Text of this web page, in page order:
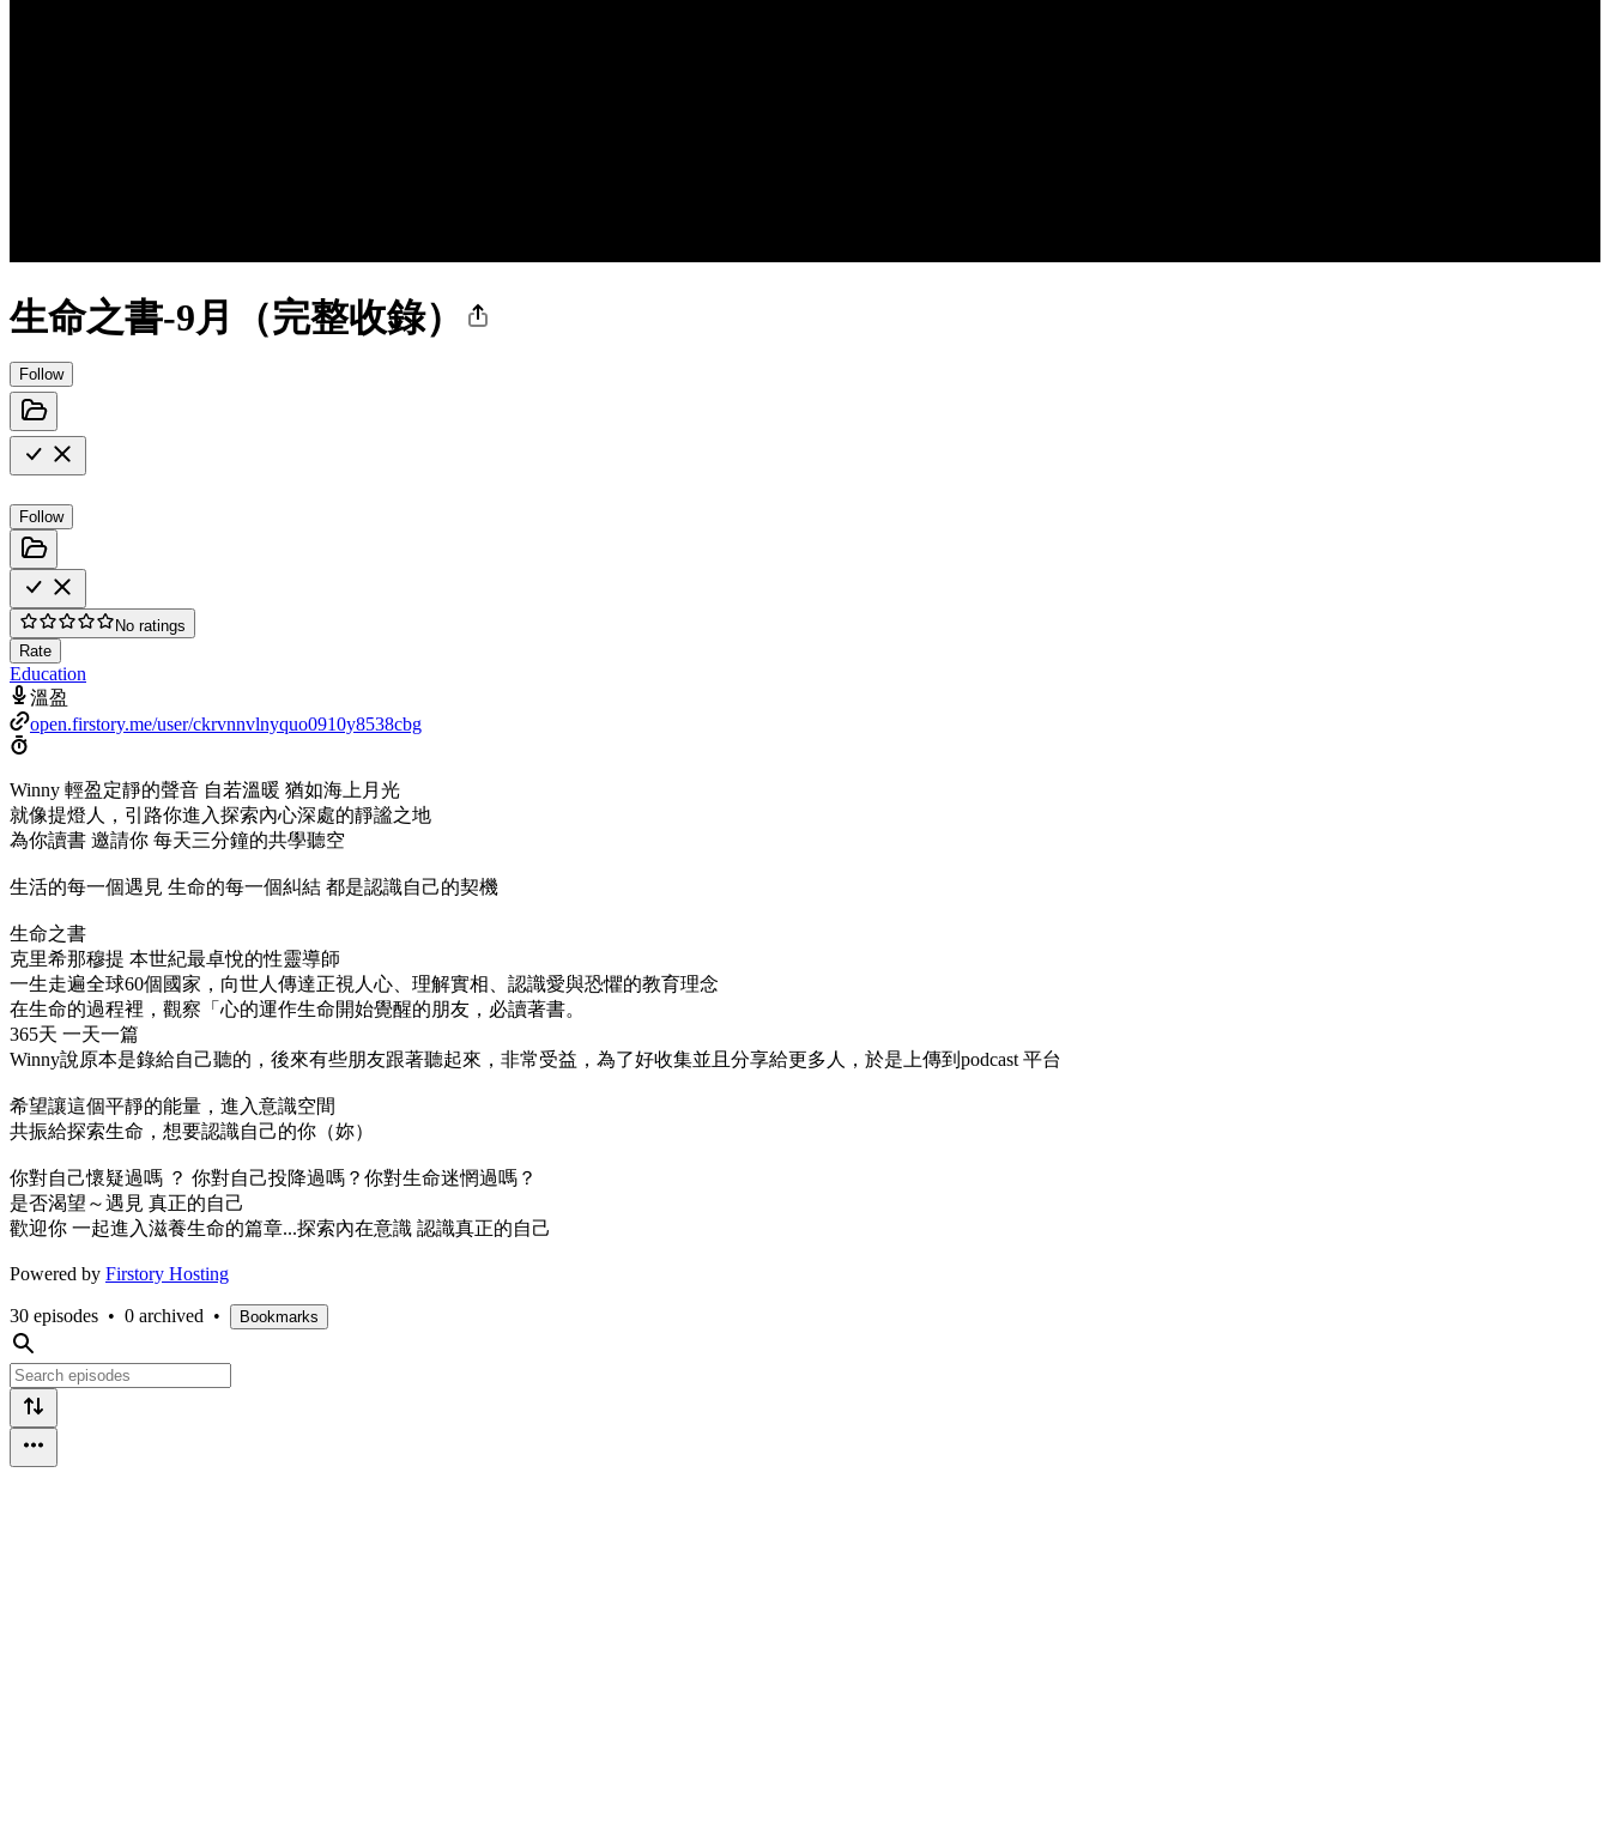
生命之書-9月（完整收錄）
Follow
Follow
No ratings
Rate
Education
溫盈
open.firstory.me/user/ckrvnnvlnyquo0910y8538cbg
Winny 輕盈定靜的聲音 自若溫暖 猶如海上月光
就像提燈人，引路你進入探索內心深處的靜謐之地
為你讀書 邀請你 每天三分鐘的共學聽空
生活的每一個遇見 生命的每一個糾結 都是認識自己的契機
生命之書
克里希那穆提 本世紀最卓悅的性靈導師
一生走遍全球60個國家，向世人傳達正視人心、理解實相、認識愛與恐懼的教育理念
在生命的過程裡，觀察「心的運作生命開始覺醒的朋友，必讀著書。
365天 一天一篇
Winny說原本是錄給自己聽的，後來有些朋友跟著聽起來，非常受益，為了好收集並且分享給更多人，於是上傳到podcast 平台
希望讓這個平靜的能量，進入意識空間
共振給探索生命，想要認識自己的你（妳）
你對自己懷疑過嗎 ？ 你對自己投降過嗎？你對生命迷惘過嗎？
是否渴望～遇見 真正的自己
歡迎你 一起進入滋養生命的篇章...探索內在意識 認識真正的自己
Powered by Firstory Hosting
30 episodes • 0 archived • Bookmarks